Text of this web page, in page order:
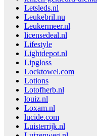
Letsleds.nl
Leukebril.nu
Leukermeer.nl
licensedeal.nl
Lifestyle
Lightdepot.nl
Lipgloss
Locktowel.com
Lotions
Lotofherb.nl
louiz.nl
Loxam.nl
lucide.com
Luisterrijk.nl